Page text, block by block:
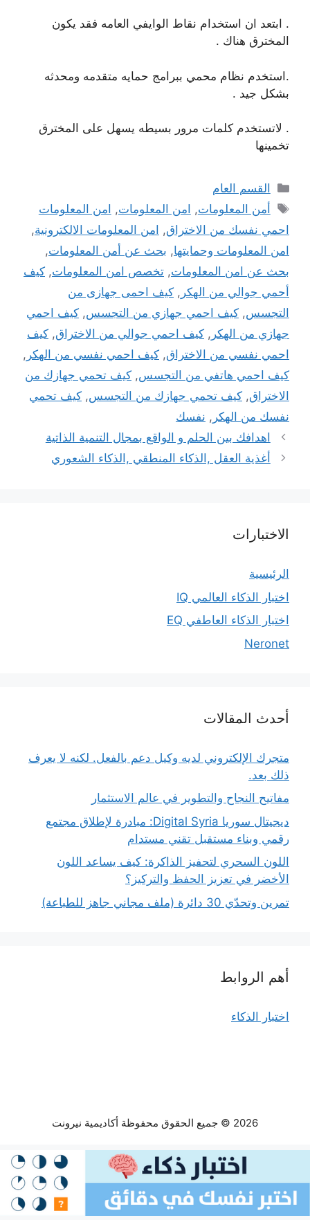
. ابتعد ان استخدام نقاط الوايفي العامه فقد يكون
المخترق هناك .
.استخدم نظام محمي ببرامج حمايه متقدمه ومحدثه
بشكل جيد .
. لاتستخدم كلمات مرور بسيطه يسهل على المخترق
تخمينها
التصنيفات
القسم العام
الوسوم
أمن المعلومات, امن المعلومات, امن المعلومات
احمي نفسك من الاختراق, امن المعلومات الالكترونية,
امن المعلومات وحمايتها, بحث عن أمن المعلومات,
بحث عن امن المعلومات, تخصص امن المعلومات, كيف
أحمي جوالي من الهكر , كيف احمى جهازى من
التجسس, كيف احمي جهازي من التجسس, كيف احمي
جهازي من الهكر , كيف احمي جوالي من الاختراق, كيف
احمي نفسي من الاختراق, كيف احمي نفسي من الهكر ,
كيف احمي هاتفي من التجسس, كيف تحمي جهازك من
الاختراق, كيف تحمي جهازك من التجسس, كيف تحمي
نفسك من الهكر , نفسك
اهدافك بين الحلم و الواقع بمجال التنمية الذاتية
أغذية العقل ,الذكاء المنطقي ,الذكاء الشعوري
الاختبارات
الرئيسية
اختبار الذكاء العالمي IQ
اختبار الذكاء العاطفي EQ
Neronet
أحدث المقالات
متجرك الإلكتروني لديه وكيل دعم بالفعل. لكنه لا يعرف
ذلك بعد.
مفاتيح النجاح والتطوير في عالم الاستثمار
ديجيتال سوريا Digital Syria: مبادرة لإطلاق مجتمع
رقمي وبناء مستقبل تقني مستدام
اللون السحري لتحفيز الذاكرة: كيف يساعد اللون
الأخضر في تعزيز الحفظ والتركيز؟
تمرين وتحدّي 30 دائرة (ملف مجاني جاهز للطباعة)
أهم الروابط
اختبار الذكاء
2026 © جميع الحقوق محفوظة أكاديمية نيرونت